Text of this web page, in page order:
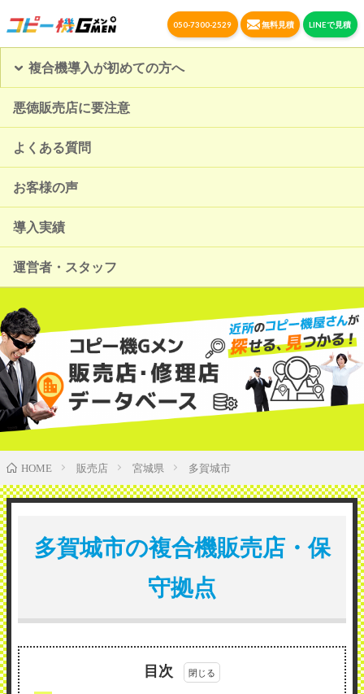
050-7300-2529 無料見積 LINEで見積
複合機導入が初めての方へ
悪徳販売店に要注意
よくある質問
お客様の声
導入実績
運営者・スタッフ
HOME 販売店 宮城県 多賀城市
多賀城市の複合機販売店・保
守拠点
目次